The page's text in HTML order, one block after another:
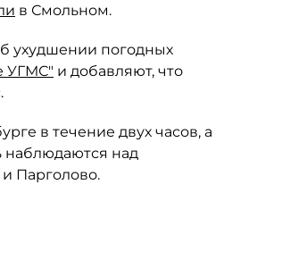
в Смольном.
ухудшении погодных
УГМС" и добавляют, что
в течение двух часов, а
наблюдаются над
Парголово.